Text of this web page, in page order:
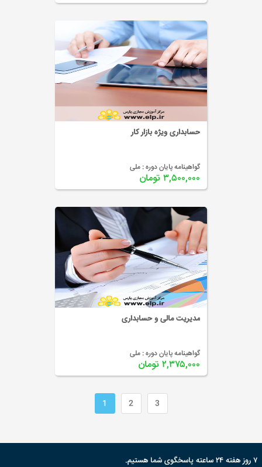
حسابداری ویژه بازار کار
گواهینامه پایان دوره : ملی
۳,۵۰۰,۰۰۰ تومان
مدیریت مالی و حسابداری
گواهینامه پایان دوره : ملی
۲,۳۷۵,۰۰۰ تومان
1 2 3
۷ روز هفته ۲۴ ساعته پاسخگوی شما هستیم.